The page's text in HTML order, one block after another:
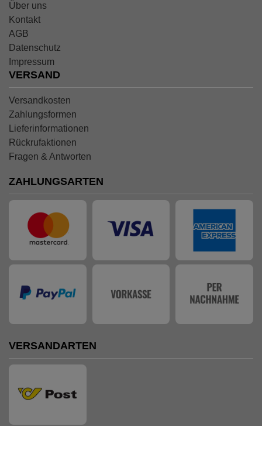
Über uns
Kontakt
AGB
Datenschutz
Impressum
VERSAND
Versandkosten
Zahlungsformen
Lieferinformationen
Rückrufaktionen
Fragen & Antworten
ZAHLUNGSARTEN
VERSANDARTEN